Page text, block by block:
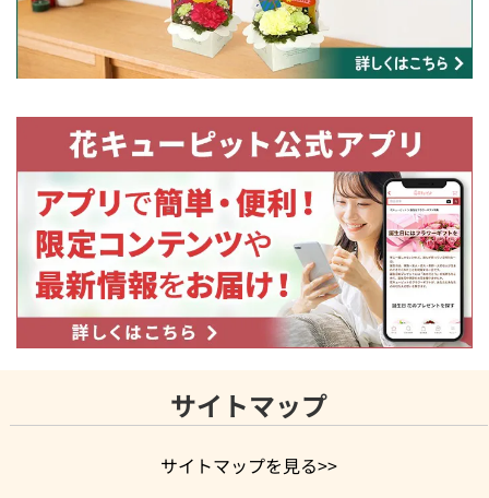
サイトマップ
サイトマップを見る>>